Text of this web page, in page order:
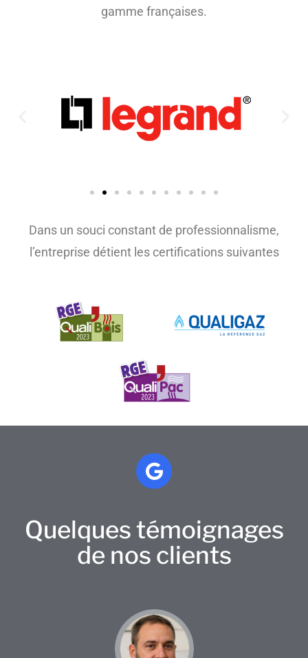
gamme françaises.
Dans un souci constant de professionnalisme,
l’entreprise détient les certifications suivantes
Quelques témoignages
de nos clients